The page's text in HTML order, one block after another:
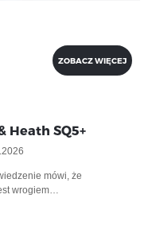
ZOBACZ WIĘCEJ
Heath SQ5+
mówi, że
wrogiem…